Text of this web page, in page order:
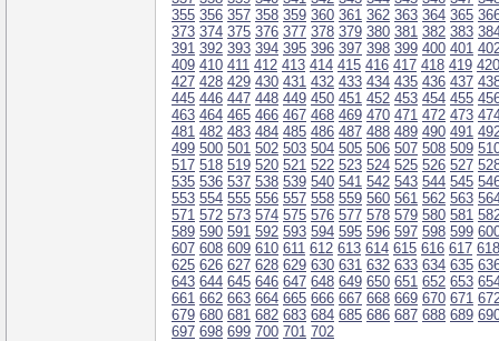
355 356 357 358 359 360 361 362 363 364 365
373 374 375 376 377 378 379 380 381 382 383
391 392 393 394 395 396 397 398 399 400 401
409 410 411 412 413 414 415 416 417 418 419 420
427 428 429 430 431 432 433 434 435 436 437
445 446 447 448 449 450 451 452 453 454 455
463 464 465 466 467 468 469 470 471 472 473
481 482 483 484 485 486 487 488 489 490 491
499 500 501 502 503 504 505 506 507 508 509
517 518 519 520 521 522 523 524 525 526 527
535 536 537 538 539 540 541 542 543 544 545
553 554 555 556 557 558 559 560 561 562 563
571 572 573 574 575 576 577 578 579 580 581
589 590 591 592 593 594 595 596 597 598 599
607 608 609 610 611 612 613 614 615 616 617 618
625 626 627 628 629 630 631 632 633 634 635
643 644 645 646 647 648 649 650 651 652 653
661 662 663 664 665 666 667 668 669 670 671
679 680 681 682 683 684 685 686 687 688 689
697 698 699 700 701 702